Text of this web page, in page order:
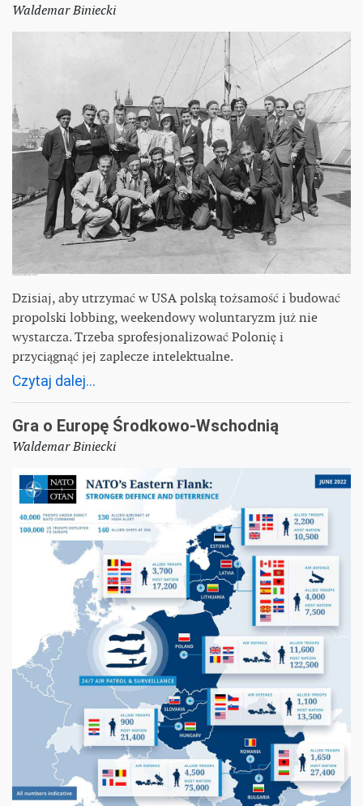
Waldemar Biniecki
Dzisiaj, aby utrzymać w USA polską tożsamość i budować
propolski lobbing, weekendowy woluntaryzm już nie
wystarcza. Trzeba sprofesjonalizować Polonię i
przyciągnąć jej zaplecze intelektualne.
Czytaj dalej...
Gra o Europę Środkowo-Wschodnią
Waldemar Biniecki